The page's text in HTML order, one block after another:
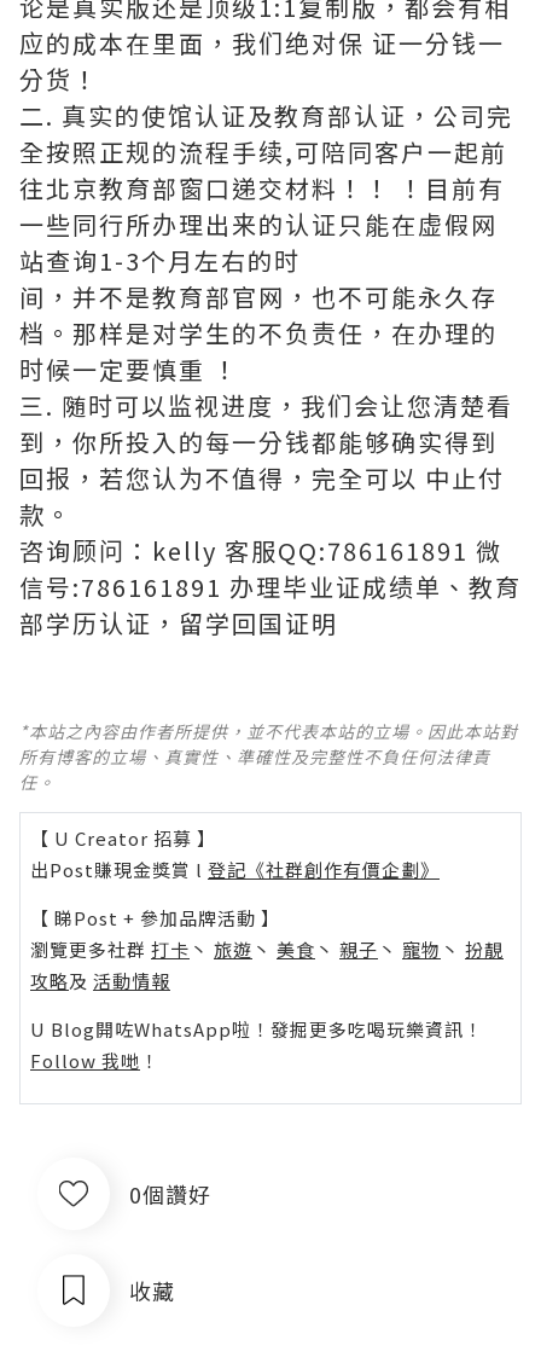
应的成本在里面，我们绝对保 证一分钱一
分货！
二. 真实的使馆认证及教育部认证，公司完
全按照正规的流程手续,可陪同客户一起前
往北京教育部窗口递交材料！！ ！目前有
一些同行所办理出来的认证只能在虚假网
站查询1-3个月左右的时
间，并不是教育部官网，也不可能永久存
档。那样是对学生的不负责任，在办理的
时候一定要慎重 ！
三. 随时可以监视进度，我们会让您清楚看
到，你所投入的每一分钱都能够确实得到
回报，若您认为不值得，完全可以 中止付
款。
咨询顾问：kelly 客服QQ:786161891 微
信号:786161891 办理毕业证成绩单、教育
部学历认证，留学回国证明
*本站之內容由作者所提供，並不代表本站的立場。因此本站對
所有博客的立場、真實性、準確性及完整性不負任何法律責
任。
【 U Creator 招募 】
出Post賺現金獎賞 l 登記《社群創作有價企劃》
【 睇Post + 參加品牌活動 】
瀏覽更多社群 打卡 丶 旅遊 丶 美食 丶 親子 丶 寵物 丶 扮靚
攻略及 活動情報
U Blog開咗WhatsApp啦！發掘更多吃喝玩樂資訊！
Follow 我哋 ！
0個讚好
收藏